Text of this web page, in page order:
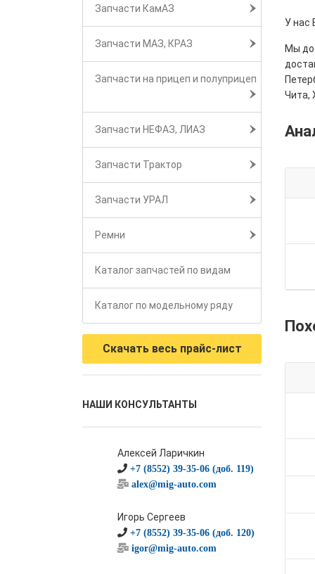
Запчасти КамАЗ
Запчасти МАЗ, КРАЗ
Запчасти на прицеп и полуприцеп
Запчасти НЕФАЗ, ЛИАЗ
Запчасти Трактор
Запчасти УРАЛ
Ремни
Каталог запчастей по видам
Каталог по модельному ряду
Скачать весь прайс-лист
НАШИ КОНСУЛЬТАНТЫ
Алексей Ларичкин
+7 (8552) 39-35-06 (доб. 119)
alex@mig-auto.com
Игорь Сергеев
+7 (8552) 39-35-06 (доб. 120)
igor@mig-auto.com
У нас
Мы
Чита,